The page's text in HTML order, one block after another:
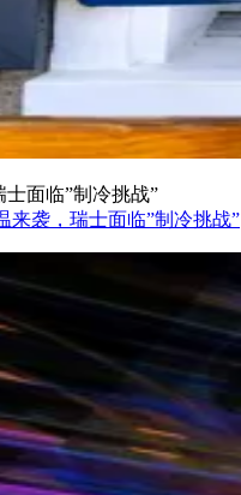
面临”制冷挑战”
来袭，瑞士面临”制冷挑战”